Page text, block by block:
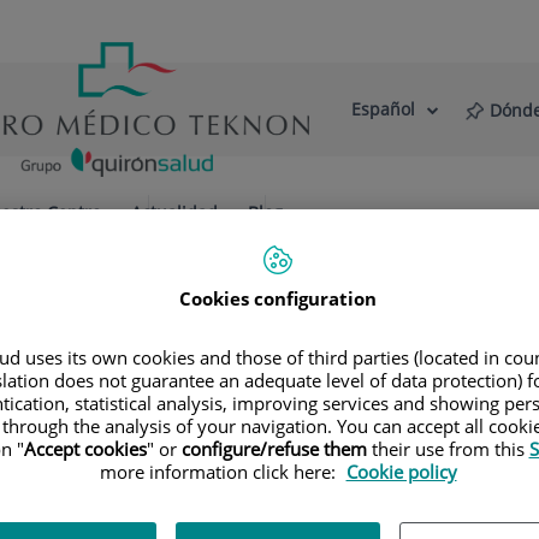
Selector
Idioma
Español
Centro Actualidad Blog
formado por especialistas en
que los forman.
Cookies configuration
uses its own cookies and those of third parties (located in
does not guarantee an adequate level of data protection)
statistical analysis, improving services and showing
the analysis of your navigation. You can accept all
"Accept cookies" or configure/refuse themtheir use from this
more information click here: Cookie policy